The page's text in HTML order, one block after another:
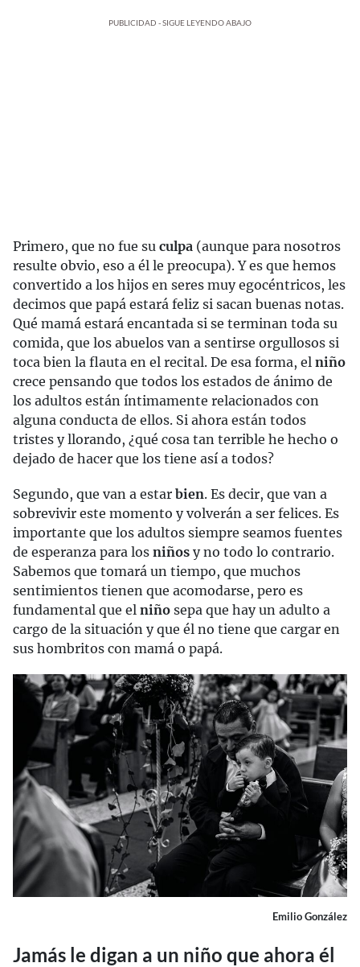
PUBLICIDAD - SIGUE LEYENDO ABAJO
Primero, que no fue su culpa (aunque para nosotros
resulte obvio, eso a él le preocupa). Y es que hemos
convertido a los hijos en seres muy egocéntricos, les
decimos que papá estará feliz si sacan buenas notas.
Qué mamá estará encantada si se terminan toda su
comida, que los abuelos van a sentirse orgullosos si
toca bien la flauta en el recital. De esa forma, el niño
crece pensando que todos los estados de ánimo de
los adultos están íntimamente relacionados con
alguna conducta de ellos. Si ahora están todos
tristes y llorando, ¿qué cosa tan terrible he hecho o
dejado de hacer que los tiene así a todos?
Segundo, que van a estar bien. Es decir, que van a
sobrevivir este momento y volverán a ser felices. Es
importante que los adultos siempre seamos fuentes
de esperanza para los niños y no todo lo contrario.
Sabemos que tomará un tiempo, que muchos
sentimientos tienen que acomodarse, pero es
fundamental que el niño sepa que hay un adulto a
cargo de la situación y que él no tiene que cargar en
sus hombritos con mamá o papá.
Emilio González
Jamás le digan a un niño que ahora él